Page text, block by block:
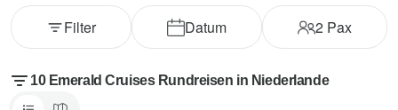
Datum 2 Pax
Filter
10 Emerald Cruises Rundreisen in Niederlande